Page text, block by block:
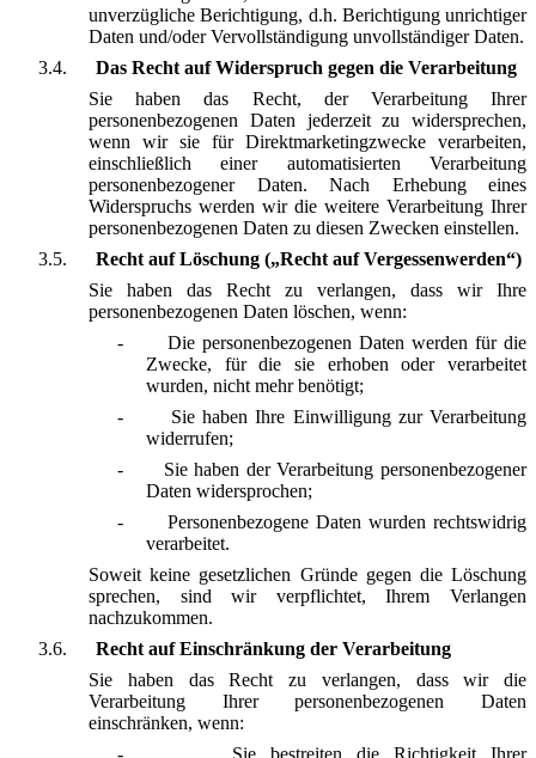
unverzügliche Berichtigung, d.h. Berichtigung unrichtiger
Daten und/oder Vervollständigung unvollständiger Daten.
3.4.
Das Recht auf Widerspruch gegen die Verarbeitung
Sie haben das Recht, der Verarbeitung Ihrer
personenbezogenen Daten jederzeit zu widersprechen,
wenn wir sie für Direktmarketingzwecke verarbeiten,
einschließlich einer automatisierten Verarbeitung
personenbezogener Daten. Nach Erhebung eines
Widerspruchs werden wir die weitere Verarbeitung Ihrer
personenbezogenen Daten zu diesen Zwecken einstellen.
3.5.
Recht auf Löschung („Recht auf Vergessenwerden“)
Sie haben das Recht zu verlangen, dass wir Ihre
personenbezogenen Daten löschen, wenn:
-
Die personenbezogenen Daten werden für die
Zwecke, für die sie erhoben oder verarbeitet
wurden, nicht mehr benötigt;
-
Sie haben Ihre Einwilligung zur Verarbeitung
widerrufen;
-
Sie haben der Verarbeitung personenbezogener
Daten widersprochen;
-
Personenbezogene Daten wurden rechtswidrig
verarbeitet.
Soweit keine gesetzlichen Gründe gegen die Löschung
sprechen, sind wir verpflichtet, Ihrem Verlangen
nachzukommen.
3.6.
Recht auf Einschränkung der Verarbeitung
Sie haben das Recht zu verlangen, dass wir die
Verarbeitung Ihrer personenbezogenen Daten
einschränken, wenn:
-
Sie bestreiten die Richtigkeit Ihrer